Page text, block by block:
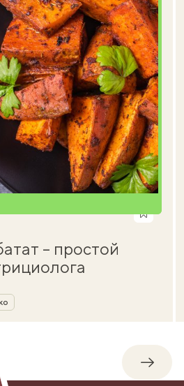
– простой